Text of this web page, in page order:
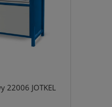
22006 JOTKEL